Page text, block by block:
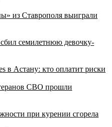
из Ставрополя выиграли
семилетнюю девочку-
в Астану: кто оплатит риски
СВО прошли
при курении сгорела